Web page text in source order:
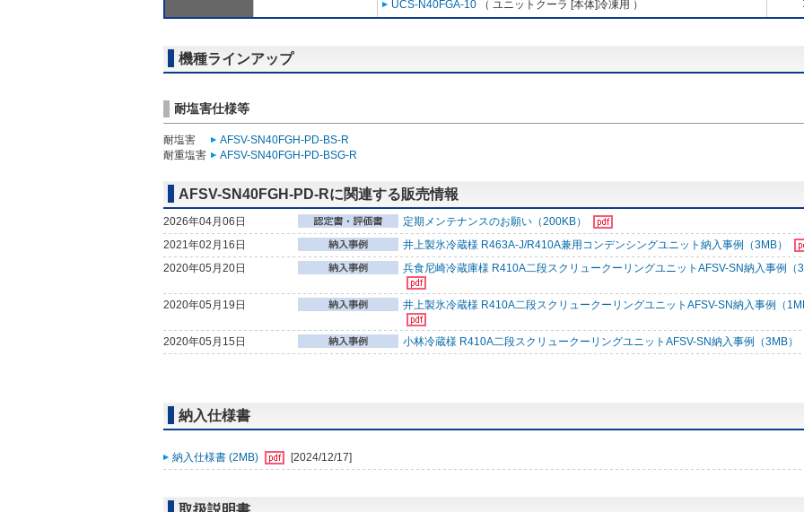
UCS-N40FGA-10 （ ユニットクーラ [本体]冷凍用 ）
機種ラインアップ
耐塩害仕様等
耐塩害
AFSV-SN40FGH-PD-BS-R
耐重塩害
AFSV-SN40FGH-PD-BSG-R
AFSV-SN40FGH-PD-Rに関連する販売情報
2026年04月06日
定期メンテナンスのお願い（200KB）
2021年02月16日
井上製氷冷蔵様 R463A-J/R410A兼用コンデンシングユニット納入事例（3MB）
2020年05月20日
兵食尼崎冷蔵庫様 R410A二段スクリュークーリングユニットAFSV-SN納入事例（
2020年05月19日 井上製氷冷蔵様 R410A二段スクリュークーリングユニットAFSV-SN納入事例（
2020年05月15日 小林冷蔵様 R410A二段スクリュークーリングユニットAFSV-SN納入事例（3MB）
納入仕様書
納入仕様書 (2MB) [2024/12/17]